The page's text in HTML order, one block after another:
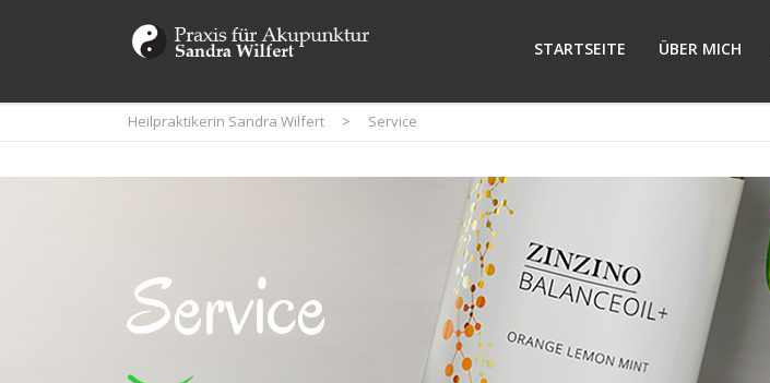
STARTSEITE ÜBER MICH
Heilpraktikerin Sandra Wilfert > Service
Service